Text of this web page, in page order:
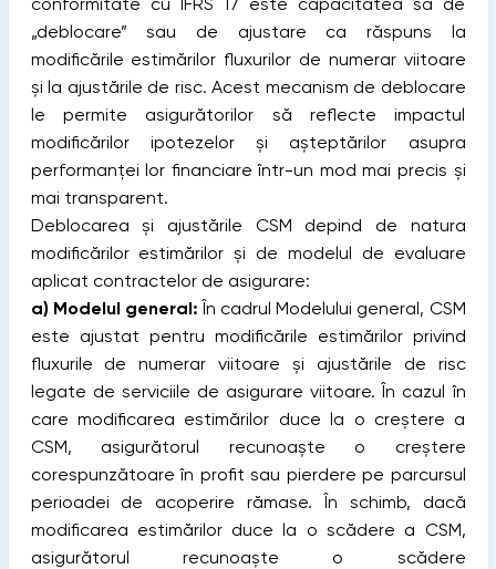
„deblocare” sau de ajustare ca răspuns la
modificările estimărilor fluxurilor de numerar viitoare
și la ajustările de risc. Acest mecanism de deblocare
le permite asigurătorilor să reflecte impactul
modificărilor ipotezelor și așteptărilor asupra
performanței lor financiare într-un mod mai precis și
mai transparent.
Deblocarea și ajustările CSM depind de natura
modificărilor estimărilor și de modelul de evaluare
aplicat contractelor de asigurare:
a) Modelul general: În cadrul Modelului general, CSM
este ajustat pentru modificările estimărilor privind
fluxurile de numerar viitoare și ajustările de risc
legate de serviciile de asigurare viitoare. În cazul în
care modificarea estimărilor duce la o creștere a
CSM, asigurătorul recunoaște o creștere
corespunzătoare în profit sau pierdere pe parcursul
perioadei de acoperire rămase. În schimb, dacă
modificarea estimărilor duce la o scădere a CSM,
asigurătorul recunoaște o scădere